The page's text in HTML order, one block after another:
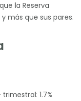
la Reserva
más que sus pares.
1.7%